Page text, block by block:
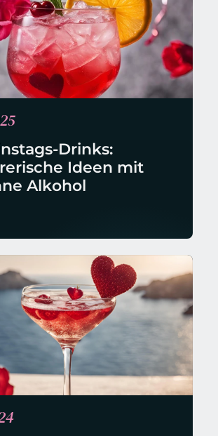
Drinks:
Ideen mit
Alkohol